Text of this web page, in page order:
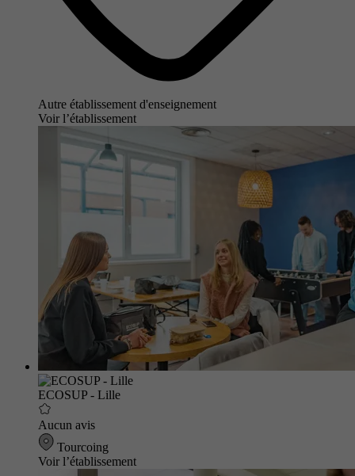
Autre établissement d'enseignement
Voir l’établissement
ECOSUP - Lille
Aucun avis
Tourcoing
Voir l’établissement